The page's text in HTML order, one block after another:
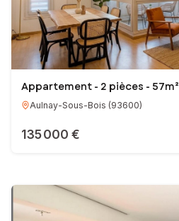
Appartement - 2 pièces - 57m²
Aulnay-Sous-Bois (93600)
135 000 €